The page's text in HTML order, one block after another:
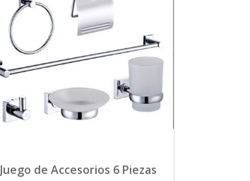
Juego de Accesorios 6 Piezas